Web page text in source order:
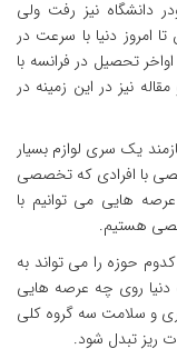
دانشگاه نیز رفت ولی
امروز دنیا با سرعت در
است. بنده در سال 2007 و در اواخر تحصیل در فرانسه با
نیز در این زمینه در
یک سری لوازم بسیار
با افرادی که تخصصی
عرصه هایی می توانیم با
هستیم.
حوزه را می تواند به
دنیا روی چه عرصه هایی
و سلامت سه گروه کلی
ریز تبدل شود.